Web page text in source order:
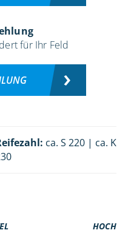
für Ihr Feld
ca. S 220 | ca. K
HOCH